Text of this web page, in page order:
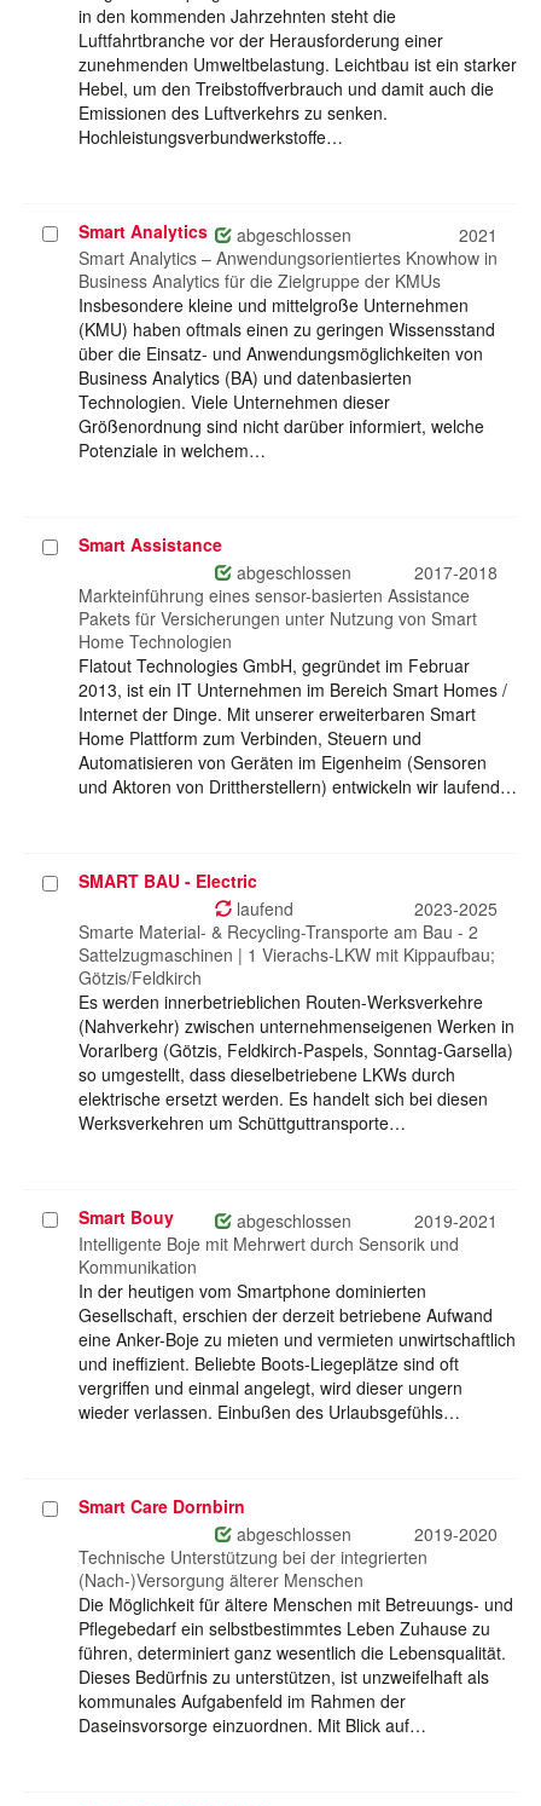
in den kommenden Jahrzehnten steht die
Luftfahrtbranche vor der Herausforderung einer
zunehmenden Umweltbelastung. Leichtbau ist ein starker
Hebel, um den Treibstoffverbrauch und damit auch die
Emissionen des Luftverkehrs zu senken.
Hochleistungsverbundwerkstoffe…
Projekt
auswählen
Smart Analytics abgeschlossen
2021
Smart Analytics – Anwendungsorientiertes Knowhow in
Business Analytics für die Zielgruppe der KMUs
Insbesondere kleine und mittelgroße Unternehmen
(KMU) haben oftmals einen zu geringen Wissensstand
über die Einsatz- und Anwendungsmöglichkeiten von
Business Analytics (BA) und datenbasierten
Technologien. Viele Unternehmen dieser
Größenordnung sind nicht darüber informiert, welche
Potenziale in welchem…
ProjektSmart Assistance
abgeschlossen
2017-2018
Markteinführung eines sensor-basierten Assistance
Pakets für Versicherungen unter Nutzung von Smart
Home Technologien
Flatout Technologies GmbH, gegründet im Februar
2013, ist ein IT Unternehmen im Bereich Smart Homes /
Internet der Dinge. Mit unserer erweiterbaren Smart
Home Plattform zum Verbinden, Steuern und
Automatisieren von Geräten im Eigenheim (Sensoren
und Aktoren von Drittherstellern) entwickeln wir laufend…
ProjektSMART BAU - Electric
laufend
2023-2025
Smarte Material- & Recycling-Transporte am Bau - 2
Sattelzugmaschinen | 1 Vierachs-LKW mit Kippaufbau;
Götzis/Feldkirch
Es werden innerbetrieblichen Routen-Werksverkehre
(Nahverkehr) zwischen unternehmenseigenen Werken in
Vorarlberg (Götzis, Feldkirch-Paspels, Sonntag-Garsella)
so umgestellt, dass dieselbetriebene LKWs durch
elektrische ersetzt werden. Es handelt sich bei diesen
Werksverkehren um Schüttguttransporte…
Projekt
auswählen
Smart Bouy abgeschlossen
2019-2021
Intelligente Boje mit Mehrwert durch Sensorik und
Kommunikation
In der heutigen vom Smartphone dominierten
Gesellschaft, erschien der derzeit betriebene Aufwand
eine Anker-Boje zu mieten und vermieten unwirtschaftlich
und ineffizient. Beliebte Boots-Liegeplätze sind oft
vergriffen und einmal angelegt, wird dieser ungern
wieder verlassen. Einbußen des Urlaubsgefühls…
ProjektSmart Care Dornbirn
abgeschlossen
2019-2020
Technische Unterstützung bei der integrierten
(Nach-)Versorgung älterer Menschen
Die Möglichkeit für ältere Menschen mit Betreuungs- und
Pflegebedarf ein selbstbestimmtes Leben Zuhause zu
führen, determiniert ganz wesentlich die Lebensqualität.
Dieses Bedürfnis zu unterstützen, ist unzweifelhaft als
kommunales Aufgabenfeld im Rahmen der
Daseinsvorsorge einzuordnen. Mit Blick auf…